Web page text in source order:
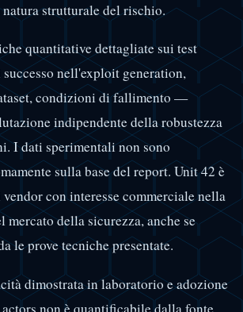
natura strutturale del rischio.
quantitative dettagliate sui test
nell'exploit generation,
condizioni di fallimento —
indipendente della robustezza
I dati sperimentali non sono
sulla base del report. Unit 42 è
con interesse commerciale nella
mercato della sicurezza, anche se
le prove tecniche presentate.
dimostrata in laboratorio e adozione
non è quantificabile dalla fonte